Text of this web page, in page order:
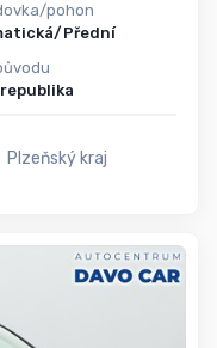
pohon
Přední
Plzeňský kraj